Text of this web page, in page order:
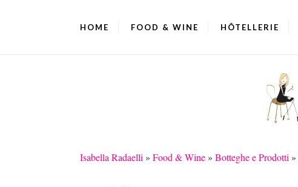
HOME FOOD & WINE HÔTELLERIE
Isabella Radaelli » Food & Wine» Botteghe e Prodotti »